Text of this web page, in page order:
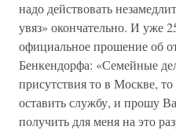
надо действовать
увяз» окончательно. И уже
официальное прошение об
Бенкендорфа: «Семейные
присутствия то в Москве,
оставить службу, и прошу
получить для меня на это